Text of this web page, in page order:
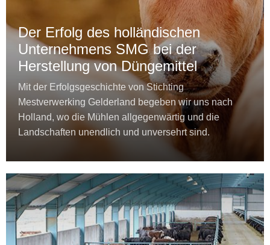
Der Erfolg des holländischen
Unternehmens SMG bei der
Herstellung von Düngemittel
Mit der Erfolgsgeschichte von Stichting
Mestverwerking Gelderland begeben wir uns nach
Holland, wo die Mühlen allgegenwärtig und die
Landschaften unendlich und unversehrt sind.